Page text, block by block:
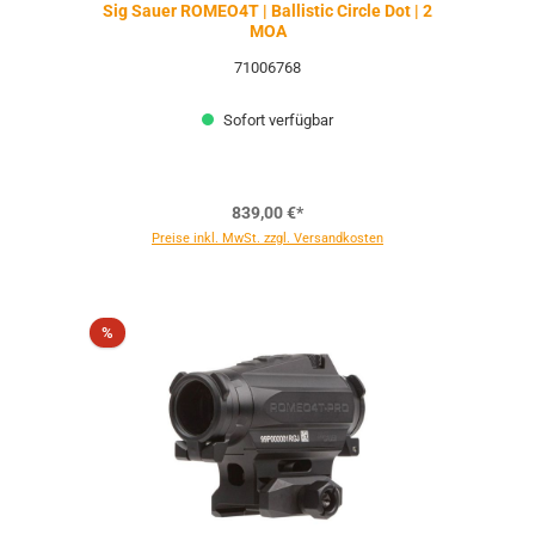
Sig Sauer ROMEO4T | Ballistic Circle Dot | 2
MOA
71006768
Sofort verfügbar
839,00 €*
Preise inkl. MwSt. zzgl. Versandkosten
%Rabatt